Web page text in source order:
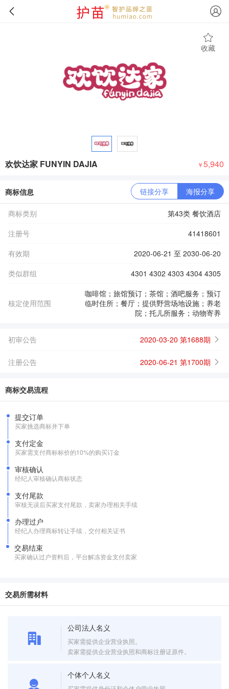
收藏
欢饮达家 FUNYIN DAJIA ￥5,940
商标信息 链接分享 海报分享
商标类别
第43类 餐饮酒店
注册号
41418601
有效期
2020-06-21 至 2030-06-20
类似群组
4301 4302 4303 4304 4305
核定使用范围
咖啡馆；旅馆预订；茶馆；酒吧服务；预订
临时住所；餐厅；提供野营场地设施；养老
院；托儿所服务；动物寄养
初审公告 2020-03-20 第1688期
注册公告 2020-06-21 第1700期
商标交易流程
提交订单
买家挑选商标并下单
支付定金
买家需支付商标标价的10%的购买订金
审核确认
经纪人审核确认商标状态
支付尾款
审核无误后买家支付尾款，卖家办理相关手续
办理过户
经纪人办理商标转让手续，交付相关证书
交易结束
买家确认过户资料后，平台解冻资金支付卖家
交易所需材料
公司法人名义
买家需提供企业营业执照。
卖家需提供企业营业执照和商标注册证原件。
个体个人名义